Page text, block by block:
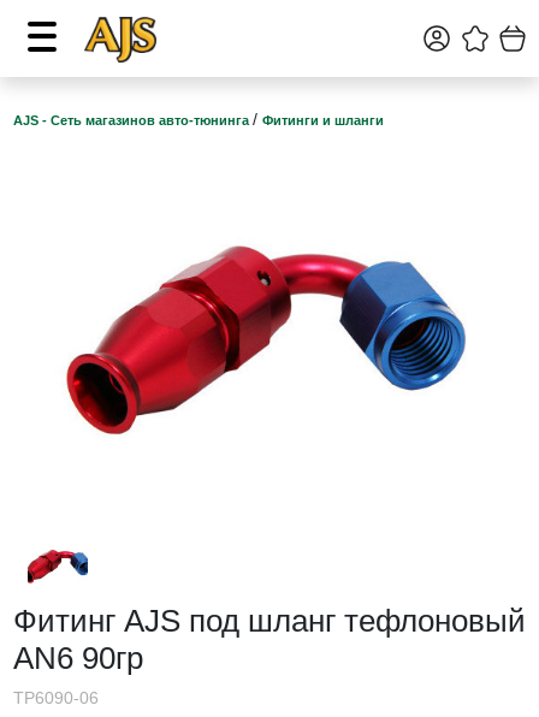
AJS - Сеть магазинов авто-тюнинга / Фитинги и шланги
Фитинг AJS под шланг тефлоновый
AN6 90гр
TP6090-06